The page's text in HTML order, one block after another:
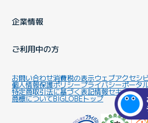
企業情報
ご利用中の方
お問い合わせ消費税の表示ウェブアクセシ
個人情報保護ポリシープライバシーポータ
特定商取引法に基づく表記情報セキュリテ
商標についてBIGLOBEトップ